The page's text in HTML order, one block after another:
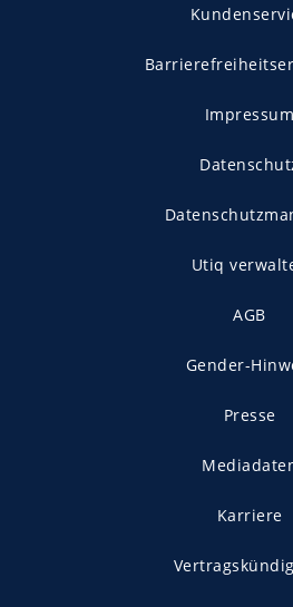
Impressum
Utiq
AGB
Gender-
Presse
Karriere